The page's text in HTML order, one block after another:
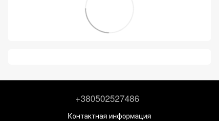
+380502527486
Контактная информация